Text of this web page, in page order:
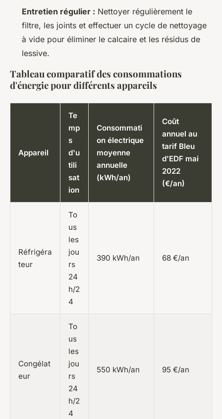
Entretien régulier : Nettoyer régulièrement le
filtre, les joints et effectuer un cycle de nettoyage
à vide pour éliminer le calcaire et les résidus de
lessive.
Tableau comparatif des consommations
d'énergie pour différents appareils
Appareil
Te
mp
s
d'u
tili
sat
ion
Consommati
on électrique
moyenne
annuelle
(kWh/an)
Coût
annuel au
tarif Bleu
d'EDF mai
2022
(€/an)
Réfrigéra
teur
To
us
les
jou
rs
24
h/2
4
390 kWh/an 68 €/an
Congélat
eur
To
us
les
jou
rs
24
h/2
4
550 kWh/an 95 €/an